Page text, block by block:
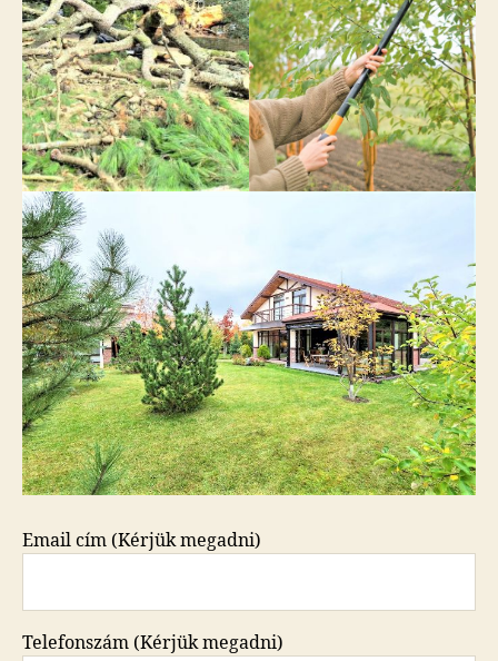
Email cím (Kérjük megadni)
Telefonszám (Kérjük megadni)